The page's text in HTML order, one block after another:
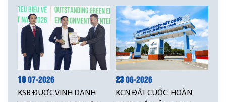
1007-2026
KSB ĐƯỢC VINH DANH
2306-2026
KCN ĐẤT CUỐC: HOÀN